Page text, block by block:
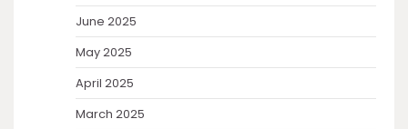
June 2025
May 2025
April 2025
March 2025